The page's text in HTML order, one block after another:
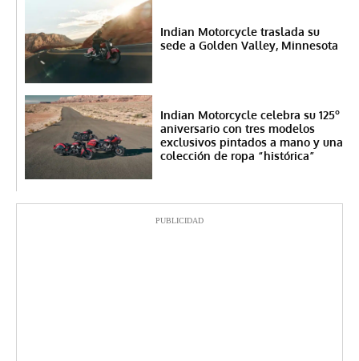
Indian Motorcycle traslada su
sede a Golden Valley, Minnesota
Indian Motorcycle celebra su 125º
aniversario con tres modelos
exclusivos pintados a mano y una
colección de ropa “histórica”
PUBLICIDAD